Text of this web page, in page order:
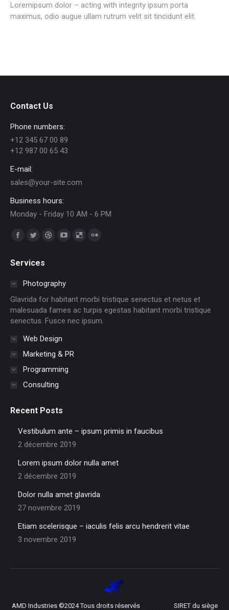
Loremipsum dolor – acting with integrity ipsum porta
maximus, odio augue ullam rutrum velit sit tincidunt elit.
Contact Us
Phone numbers:
+12 345 67 00 89
+12 987 00 65 43
E-mail:
sales@your-site.com
Business hours:
Monday - Friday 10 AM - 6 PM
Trouvez nous sur :
Facebook
opens
window
Twitter
opens
in
window
Dribble
in
window
YouTube
in
window
Delicious
windowwindow
Services
Photography
Glavrida for habitant morbi tristique senectus et netus et
malesuada fames ac turpis egestas habitant morbi tristique
senectus. Fusce nec ipsum.
Web Design
Marketing & PR
Programming
Consulting
Recent Posts
Vestibulum ante – ipsum primis in faucibus
2 décembre 2019
Lorem ipsum dolor nulla amet
2 décembre 2019
Dolor nulla amet glavrida
27 novembre 2019
Etiam scelerisque – iaculis felis arcu hendrerit vitae
3 novembre 2019
AMD Industries ©2024 Tous droits réservés SIRET du siège